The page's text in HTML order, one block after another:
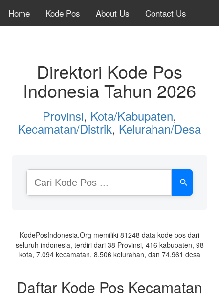
Home Kode Pos About Us Contact Us
Direktori Kode Pos
Indonesia Tahun 2026
Provinsi, Kota/Kabupaten,
Kecamatan/Distrik, Kelurahan/Desa
Cari
Kode
Pos
KodePosIndonesia.Org memiliki 81248 data kode pos dari
seluruh indonesia, terdiri dari 38 Provinsi, 416 kabupaten, 98
kota, 7.094 kecamatan, 8.506 kelurahan, dan 74.961 desa
Daftar Kode Pos Kecamatan